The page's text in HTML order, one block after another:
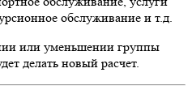
обслуживание и т.д.
или уменьшении группы
делать новый расчет.